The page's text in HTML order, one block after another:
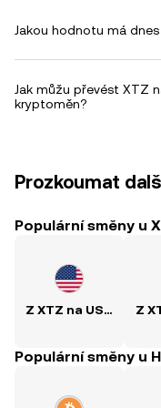
Jakou hodnotu má
Jak můžu převést XTZ
kryptoměn?
Prozkoumat
Populární směny u
Z XTZ na USD Z
Populární směny u